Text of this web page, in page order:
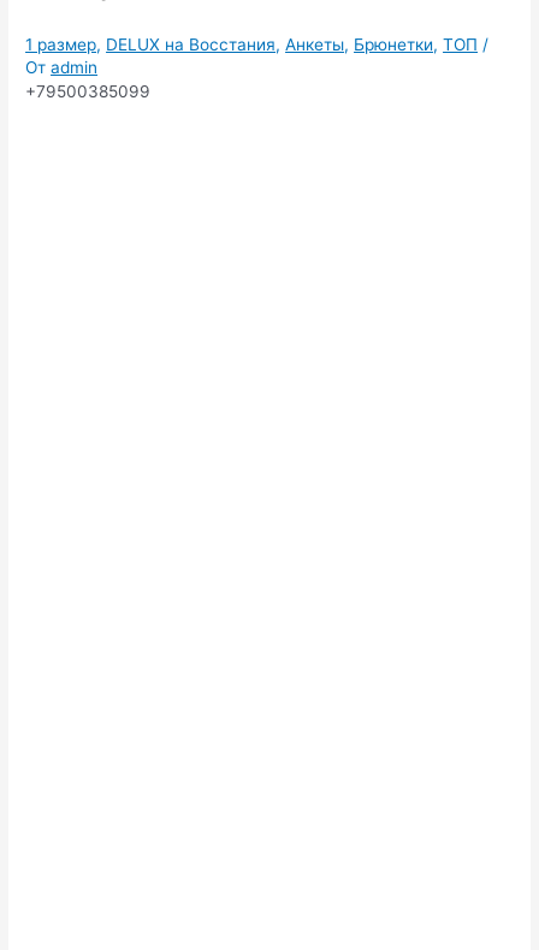
1 размер, DELUX на Восстания,Анкеты, Брюнетки,ТОП /
Отadmin
+79500385099